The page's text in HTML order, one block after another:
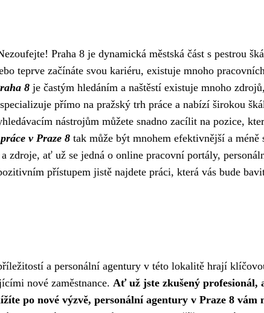
Praha 8 je dynamická městská část s pestrou
teprve začínáte svou kariéru, existuje mnoho
8 je častým hledáním a naštěstí existuje mnoho
přímo na pražský trh práce a nabízí širokou
nástrojům můžete snadno zacílit na pozice,
v Praze 8 tak může být mnohem efektivnější a méně
zdroje, ať už se jedná o online pracovní portály,
přístupem jistě najdete práci, která vás bude
a personální agentury v této lokalitě hrají
nové zaměstnance. Ať už jste zkušený profesionál,
po nové výzvě, personální agentury v Praze 8 vám